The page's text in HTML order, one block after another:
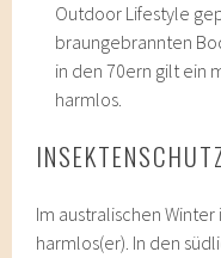
Outdoor Lifestyle
braungebrannten
in den 70ern gilt ein
harmlos.
Im australischen
harmlos(er). In den